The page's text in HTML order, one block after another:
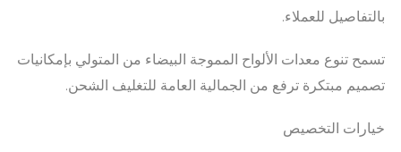
بالتفاصيل للعملاء.
تسمح تنوع معدات الألواح المموجة البيضاء من المتولي بإمكانيات
تصميم مبتكرة ترفع من الجمالية العامة للتغليف الشحن.
خيارات التخصيص